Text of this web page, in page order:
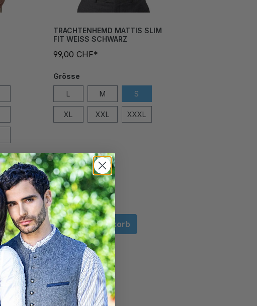
TRACHTENHEMD MATTIS SLIM
FIT WEISS SCHWARZ
99,00 CHF*
Grösse
L M S
XL XXL XXXL
In den Warenkorb